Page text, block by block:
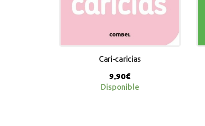
Cari-caricias
9,90€
Disponible